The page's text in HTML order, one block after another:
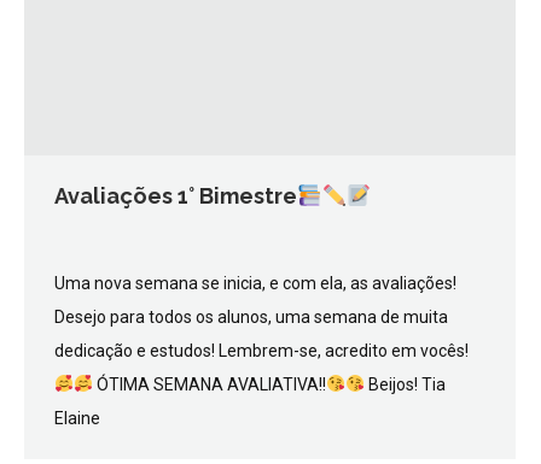
Avaliações 1° Bimestre
Uma nova semana se inicia, e com ela, as avaliações!
Desejo para todos os alunos, uma semana de muita
dedicação e estudos! Lembrem-se, acredito em vocês!
ÓTIMA SEMANA AVALIATIVA!!
Beijos! Tia
Elaine